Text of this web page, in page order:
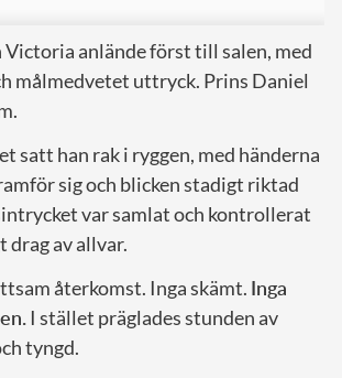
anlände först till salen, med
målmedvetet uttryck. Prins Daniel
satt han rak i ryggen, med händerna
sig och blicken stadigt riktad
var samlat och kontrollerat
drag av allvar.
återkomst. Inga skämt. Inga
I stället präglades stunden av
tyngd.